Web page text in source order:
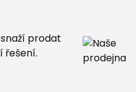
prodat
řešení.